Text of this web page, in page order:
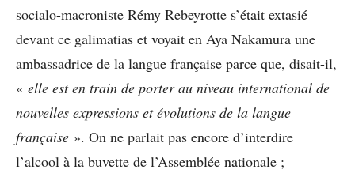
socialo-macroniste Rémy Rebeyrotte s’était extasié
devant ce galimatias et voyait en Aya Nakamura une
ambassadrice de la langue française parce que, disait-il,
« elle est en train de porter au niveau international de
nouvelles expressions et évolutions de la langue
française ». On ne parlait pas encore d’interdire
l’alcool à la buvette de l’Assemblée nationale ;